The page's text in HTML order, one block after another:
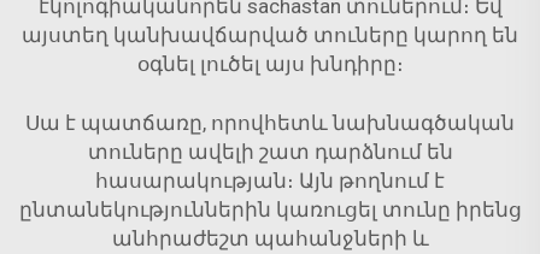
էկոլոգիականորեն sachastan տուներում։ Եվ
այստեղ կանխավճարված տուները կարող են
օգնել լուծել այս խնդիրը։
Սա է պատճառը, որովհետև նախնագծական
տուները ավելի շատ դարձնում են
հասարակության։ Այն թողնում է
ընտանեկություններին կառուցել տունը իրենց
անհրաժեշտ պահանջների և